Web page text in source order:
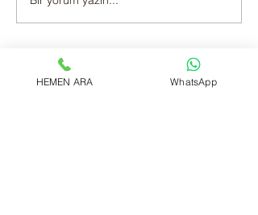
Satış ve Kesim
Tüm Videolar
HEMEN ARA WhatsApp